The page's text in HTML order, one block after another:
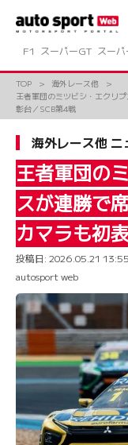
ツ
F1 スーパーGT スー
TOP
海外レース他
王者軍団のミツビシ・エクリ
彰台／SCB第4戦
海外レース他 ニ
王者軍団の
スが連勝で
カマラも初
投稿日: 2026.05.21 13:55
autosport web